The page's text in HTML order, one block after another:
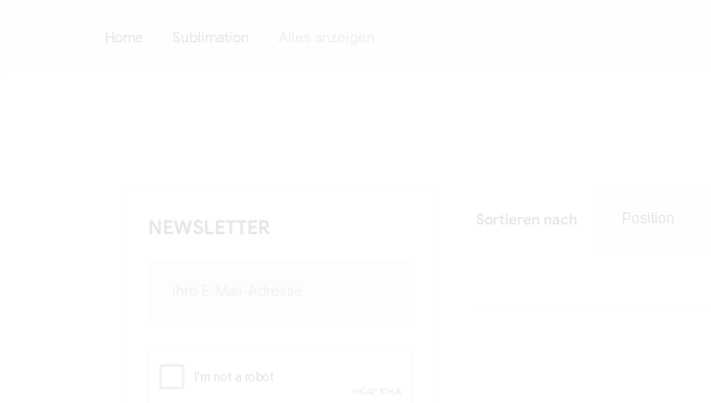
Home Sublimation
Sortieren nach
NEWSLETTER